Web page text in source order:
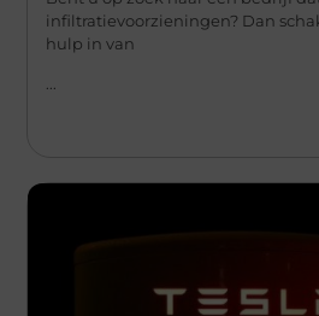
infiltratievoorzieningen? Dan
hulp in van